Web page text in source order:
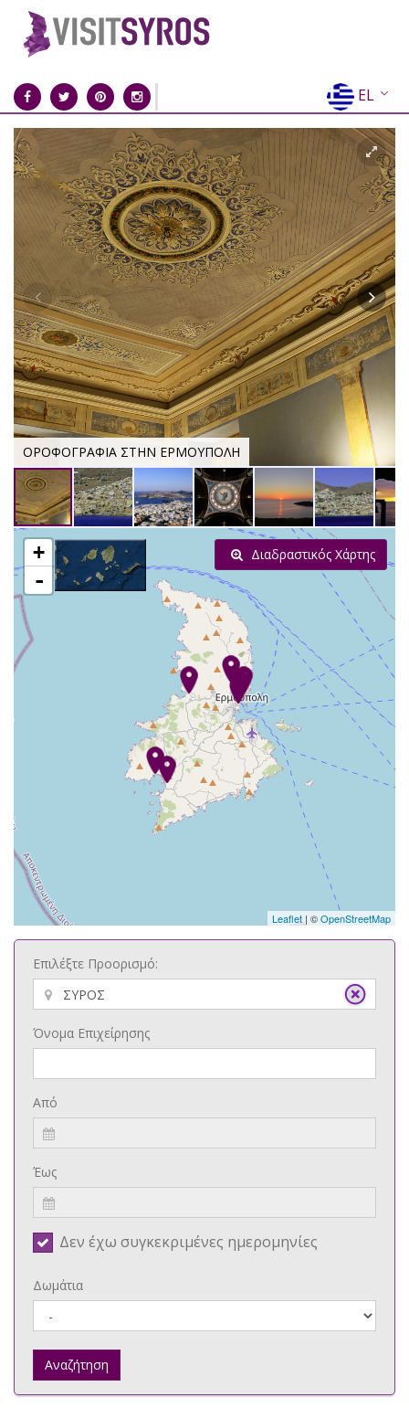
EL
EN
FR
DE
IT
ES
RU
CN
ΟΡΟΦΟΓΡΑΦΙΑ ΣΤΗΝ ΕΡΜΟΥΠΟΛΗ
+
-
Leaflet | ©OpenStreetMap
Διαδραστικός Χάρτης
Επιλέξτε Προορισμό:
Όνομα Επιχείρησης
Από
Έως
Δεν έχω συγκεκριμένες ημερομηνίες
Δωμάτια
Αναζήτηση